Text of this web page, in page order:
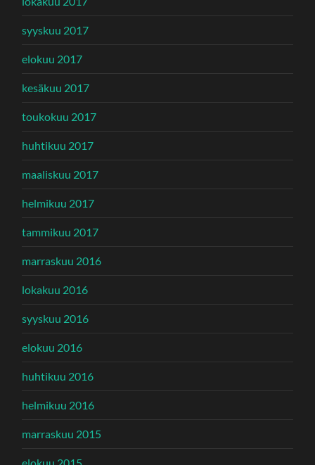
syyskuu 2017
elokuu 2017
kesäkuu 2017
toukokuu 2017
huhtikuu 2017
maaliskuu 2017
helmikuu 2017
tammikuu 2017
marraskuu 2016
lokakuu 2016
syyskuu 2016
elokuu 2016
huhtikuu 2016
helmikuu 2016
marraskuu 2015
elokuu 2015